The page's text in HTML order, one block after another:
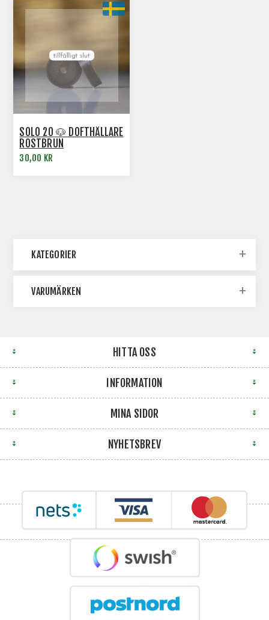
SOLO 20 🐶 DOFTHÅLLARE
ROSTBRUN
30,00 KR
KATEGORIER
VARUMÄRKEN
HITTA OSS
INFORMATION
MINA SIDOR
NYHETSBREV